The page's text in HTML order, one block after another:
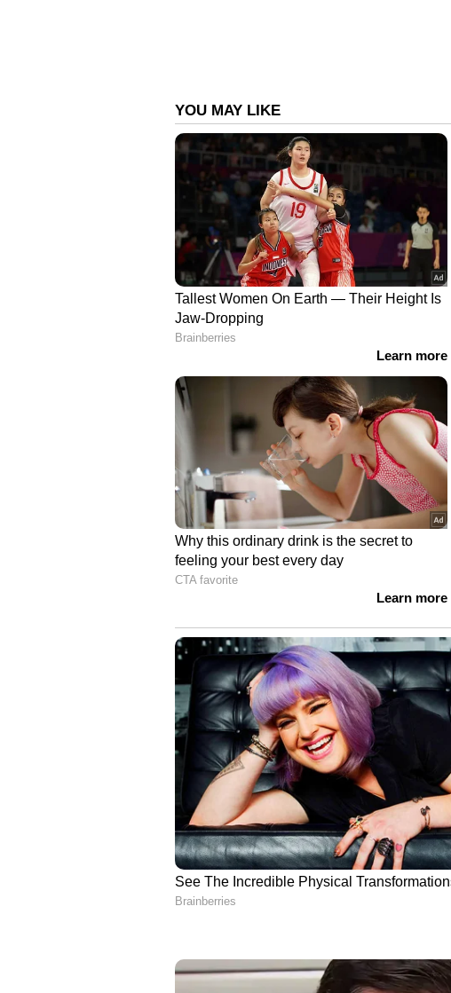
അതിന് മൂന്ന് ദിവസം മുന്നേ, അതായത്,
ഒഴിവും ഇവർ തന്നെയാണ് നഗരകാര്യ
ശ്രദ്ധയിൽ കൊണ്ടുവന്നത്.
29നും 30നും ഓഫീസ് അവധി
വരെ ഉദ്യോഗസ്ഥൻ ഒഴിവ് റിപ്പോര്‍ട്ട്
ഉദ്യോഗസ്ഥന് ഇക്കാര്യം ചെയ്യാൻ സമയം
ലഭിച്ചതാകട്ടെ 12 മണി കഴിഞ്ഞ് നാല്
അര്‍ധരാത്രിയിൽ ലിസ്റ്റിന്റെ
തകര്‍ന്നു. പുതിയ ലിസ്റ്റിലുള്ള
35 വയസ് കഴിഞ്ഞതിനാൽ ഇനി പിഎസ്
നിഷയിപ്പോൾ അര്‍ഹതപ്പെട്ട ജോലി
. വൈകുന്നേരം അഞ്ച് മണിക്ക് ഓഫീസ്
മണിക്ക് ഒഴിവ് റിപ്പോര്‍ട്ട് ചെയ്യാനുള്ള
നാല് വര്‍ഷമായി ചോദിക്കുകയാണ്. പക്ഷേ